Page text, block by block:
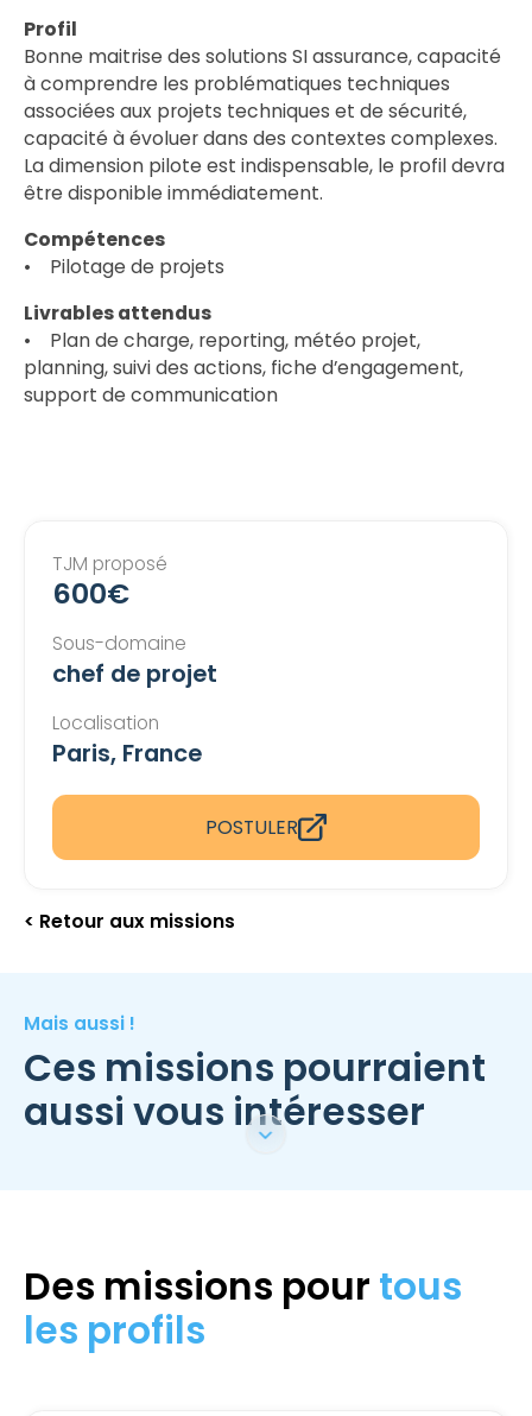
Profil
Bonne maitrise des solutions SI assurance, capacité
à comprendre les problématiques techniques
associées aux projets techniques et de sécurité,
capacité à évoluer dans des contextes complexes.
La dimension pilote est indispensable, le profil devra
être disponible immédiatement.
Compétences
• Pilotage de projets
Livrables attendus
• Plan de charge, reporting, météo projet,
planning, suivi des actions, fiche d’engagement,
support de communication
TJM proposé
600€
Sous-domaine
chef de projet
Localisation
Paris, France
POSTULER
< Retour aux missions
Mais aussi !
Ces missions pourraient
aussi vous intéresser
Des missions pour tous
les profils